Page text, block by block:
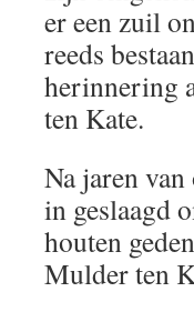
er een zuil
reeds
herinnering
ten Kate.
Na jaren
in geslaagd
houten
Mulder ten